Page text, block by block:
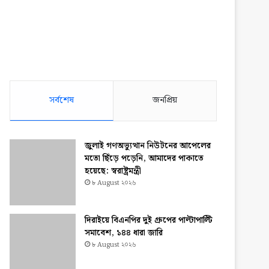
সর্বশেষ জনপ্রিয়
জুলাই গণঅভ্যুত্থান নিউটনের আপেলের
মতো ছিঁড়ে পড়েনি, আমাদের পাকাতে
হয়েছে: স্বরাষ্ট্রমন্ত্রী
৮ August ২০২৬
দিরাইয়ে বিএনপির দুই গ্রুপের পাল্টাপাল্টি
সমাবেশ, ১৪৪ ধারা জারি
৮ August ২০২৬